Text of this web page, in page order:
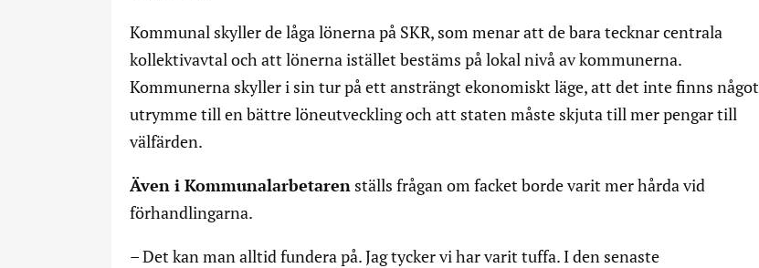
Kommunal skyller de låga lönerna på SKR, som menar att de bara tecknar centrala
kollektivavtal och att lönerna istället bestäms på lokal nivå av kommunerna.
Kommunerna skyller i sin tur på ett ansträngt ekonomiskt läge, att det inte finns något
utrymme till en bättre löneutveckling och att staten måste skjuta till mer pengar till
välfärden.
Även i Kommunalarbetaren ställs frågan om facket borde varit mer hårda vid
förhandlingarna.
– Det kan man alltid fundera på. Jag tycker vi har varit tuffa. I den senaste